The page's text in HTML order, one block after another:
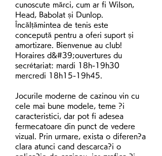
cunoscute mărci, cum ar fi Wilson,
Head, Babolat și Dunlop.
Încălțămintea de tenis este
concepută pentru a oferi suport și
amortizare. Bienvenue au club!
Horaires d&#39;ouvertures du
secrétariat: mardi 18h-19h30
mercredi 18h15-19h45.
Jocurile moderne de cazinou vin cu
cele mai bune modele, teme ?i
caracteristici, dar pot fi adesea
fermecatoare din punct de vedere
vizual. Prin urmare, exista o diferen?a
clara atunci cand descarca?i o